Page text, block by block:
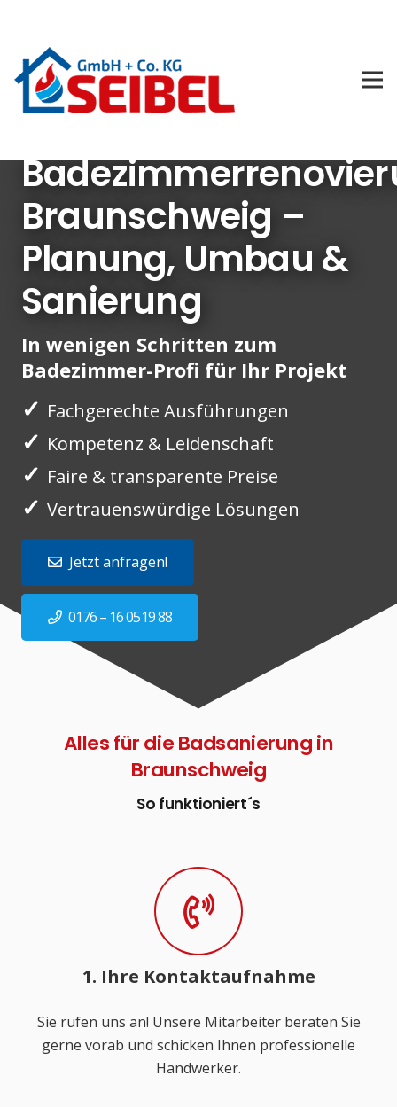
Braunschweig –
Planung, Umbau &
Sanierung
In wenigen Schritten zum
Badezimmer-Profi für Ihr Projekt
✓ Fachgerechte Ausführungen
✓ Kompetenz & Leidenschaft
✓ Faire & transparente Preise
✓ Vertrauenswürdige Lösungen
Jetzt anfragen!
0176 – 16 0519 88
Alles für die Badsanierung in
Braunschweig
So funktioniert´s
1. Ihre Kontaktaufnahme
Sie rufen uns an! Unsere Mitarbeiter beraten Sie
gerne vorab und schicken Ihnen professionelle
Handwerker.